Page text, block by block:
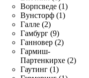
Ворпсведе (1)
Вунсторф (1)
Галле (2)
Гамбург (9)
Ганновер (2)
Гармиш-
Партенкирхе (2)
Гаутинг (1)